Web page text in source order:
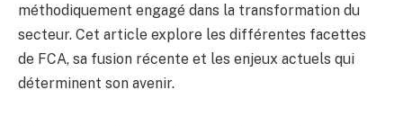
méthodiquement engagé dans la transformation du
secteur. Cet article explore les différentes facettes
de FCA, sa fusion récente et les enjeux actuels qui
déterminent son avenir.